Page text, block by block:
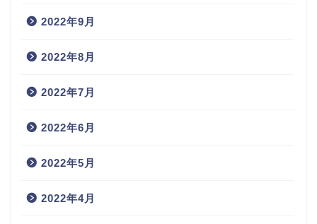
2022年9月
2022年8月
2022年7月
2022年6月
2022年5月
2022年4月